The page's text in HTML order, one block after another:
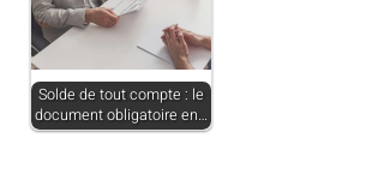
Solde de tout compte : le
document obligatoire en…